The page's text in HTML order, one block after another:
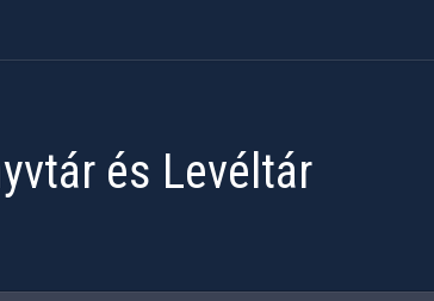
és Levéltár